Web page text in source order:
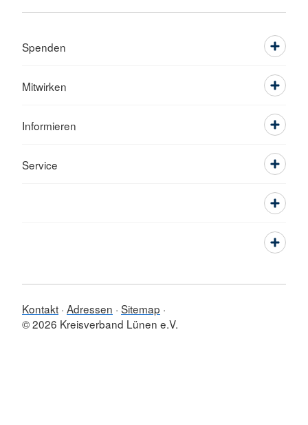
Spenden
Mitwirken
Informieren
Service
Kontakt Adressen Sitemap
© 2026 Kreisverband Lünen e.V.